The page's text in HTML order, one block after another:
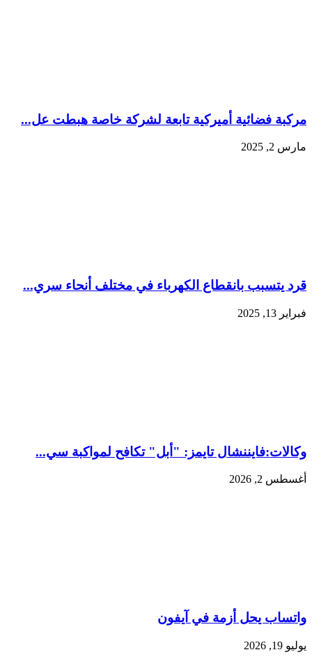
مركبة فضائية أميركية تابعة لشركة خاصة هبطت عل...
مارس 2, 2025
قرد يتسبب بانقطاع الكهرباء في مختلف أنحاء سري...
فبراير 13, 2025
وكالات:فايننشال تايمز: "أبل" تكافح لمواكبة سي...
أغسطس 2, 2026
واتساب يحل أزمة في آيفون
يوليو 19, 2026